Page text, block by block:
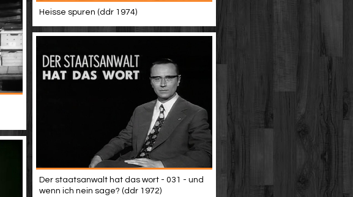
Heisse spuren (ddr 1974)
Der staatsanwalt hat das wort - 031 - und
wenn ich nein sage? (ddr 1972)